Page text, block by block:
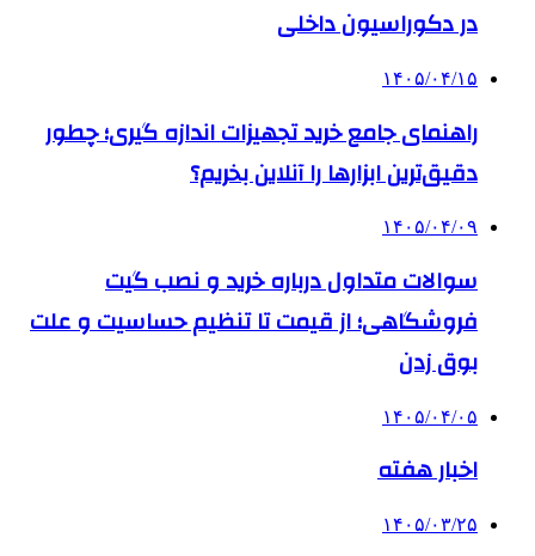
در دکوراسیون داخلی
۱۴۰۵/۰۴/۱۵
راهنمای جامع خرید تجهیزات اندازه گیری؛ چطور
دقیق‌ترین ابزارها را آنلاین بخریم؟
۱۴۰۵/۰۴/۰۹
سوالات متداول درباره خرید و نصب گیت
فروشگاهی؛ از قیمت تا تنظیم حساسیت و علت
بوق زدن
۱۴۰۵/۰۴/۰۵
اخبار هفته
۱۴۰۵/۰۳/۲۵